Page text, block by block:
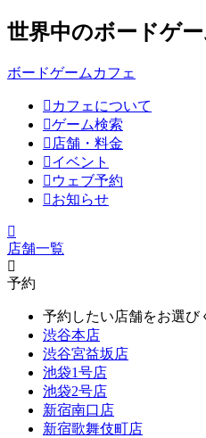
世界中のボードゲ
ボードゲームカフェ
カフェについて
ゲーム検索
店舗・料金
イベント
ウェブ予約
お知らせ
店舗一覧
予約
予約したい店舗をお選び
渋谷本店
渋谷宮益坂店
池袋1号店
池袋2号店
新宿南口店
新宿歌舞伎町店